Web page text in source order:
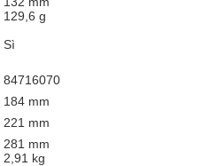
129,6 g
Sì
84716070
184 mm
221 mm
281 mm
2,91 kg